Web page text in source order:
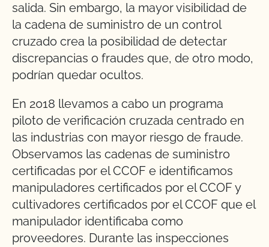
salida. Sin embargo, la mayor visibilidad de
la cadena de suministro de un control
cruzado crea la posibilidad de detectar
discrepancias o fraudes que, de otro modo,
podrían quedar ocultos.
En 2018 llevamos a cabo un programa
piloto de verificación cruzada centrado en
las industrias con mayor riesgo de fraude.
Observamos las cadenas de suministro
certificadas por el CCOF e identificamos
manipuladores certificados por el CCOF y
cultivadores certificados por el CCOF que el
manipulador identificaba como
proveedores. Durante las inspecciones